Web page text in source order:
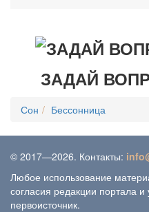
ЗАДАЙ
Сон Бессонница
© 2017—2026. Контакты:
Любое использование
согласия редакции портала и
первоисточник.